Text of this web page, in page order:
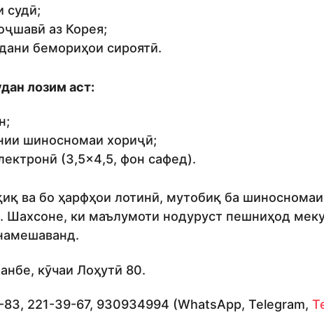
судӣ;
аз Корея;
бемориҳои сироятӣ.
лозим аст:
шиносномаи хориҷӣ;
(3,5×4,5, фон сафед).
ва бо ҳарфҳои лотинӣ, мутобиқ ба
Шахсоне, ки маълумоти нодуруст пешниҳод
кӯчаи Лоҳутӣ 80.
83, 221-39-67, 930934994 (WhatsApp, Telegram,